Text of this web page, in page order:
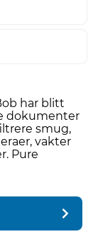
har blitt
dokumenter
smug,
vakter
Pure